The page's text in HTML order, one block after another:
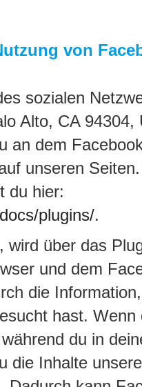
von
sozialen
Alto, CA 94304,
an dem
unseren
du hier:
plugins/.
über das
und dem
die
hast. Wenn
du in
die Inhalte